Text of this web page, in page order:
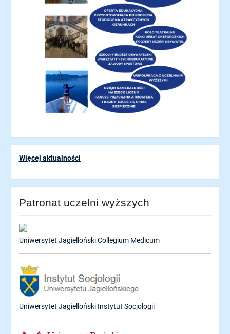
Więcej aktualności
Patronat uczelni wyższych
Uniwersytet Jagielloński Collegium Medicum
Uniwersytet Jagielloński Instytut Socjologii